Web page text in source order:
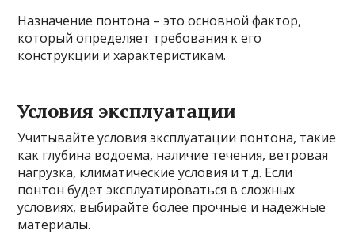
Назначение понтона – это основной фактор,
который определяет требования к его
конструкции и характеристикам.
Условия эксплуатации
Учитывайте условия эксплуатации понтона, такие
как глубина водоема, наличие течения, ветровая
нагрузка, климатические условия и т.д. Если
понтон будет эксплуатироваться в сложных
условиях, выбирайте более прочные и надежные
материалы.